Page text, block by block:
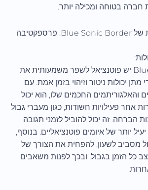
חברה בטוחה ומכילה יותר.
היתרונות והחסרונות של Blue Sonic Border: פרספקטיבה
ל-Blue Sonic Border יש פוטנציאל לשפר משמעותית את
יכולות ניטור וזיהוי בזמן אמת. עם
והאלגוריתמים החכמים שלו, הוא יכול
אחר פעילויות חשודות, כגון מעברי גבול
הברחה. זה יכול להוביל לזמני תגובה
יעיל יותר של איומים פוטנציאליים. בנוסף,
מסביב לשעון, להפחית את הצורך של
כל הזמן בגבול, ובכך לפנות משאבים